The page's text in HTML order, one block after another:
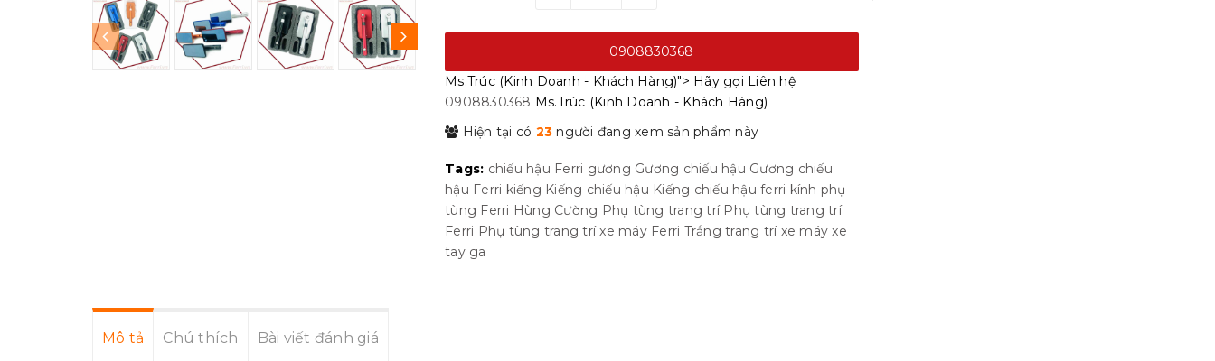
0908830368
Ms.Trúc (Kinh Doanh - Khách Hàng)"> Hãy gọi Liên hệ
0908830368 Ms.Trúc (Kinh Doanh - Khách Hàng)
Hiện tại có 23 người đang xem sản phẩm này
Tags: chiếu hậu Ferri gương Gương chiếu hậu Gương chiếu
hậu Ferri kiếng Kiếng chiếu hậu Kiếng chiếu hậu ferri kính phụ
tùng Ferri Hùng Cường Phụ tùng trang trí Phụ tùng trang trí
Ferri Phụ tùng trang trí xe máy Ferri Trắng trang trí xe máy xe
tay ga
Mô tả Chú thích Bài viết đánh giá